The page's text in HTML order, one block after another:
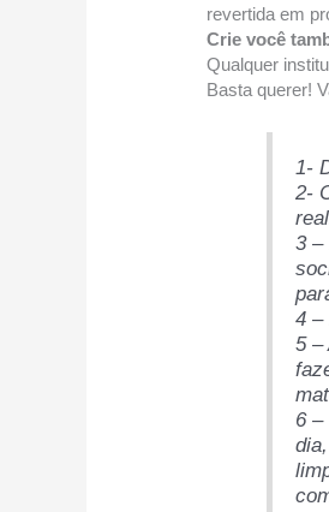
revertida em
Crie você
Qualquer
Basta querer!
1-
2-
3 –
4 –
5 –
6 –